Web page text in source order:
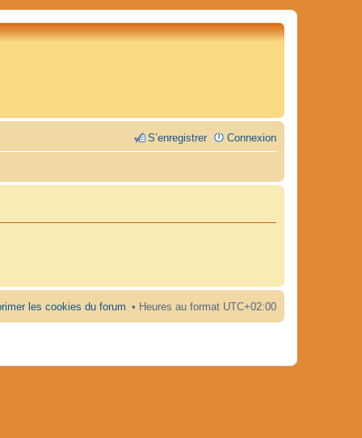
Connexion
S’enregistrer
Heures au format UTC+02:00
les cookies du forum